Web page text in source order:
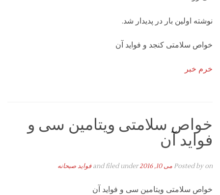
نوشته اولین بار در پدیدار شد.
خواص سلامتی کنجد و فواید آن
خرم خبر
خواص سلامتی ویتامین سی و
فواید آن
Posted byon می 10, 2016 and filed under فواید صبحانه
خواص سلامتی ویتامین سی و فواید آن